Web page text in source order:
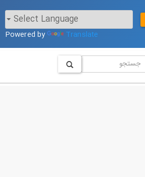
Powered by Translate